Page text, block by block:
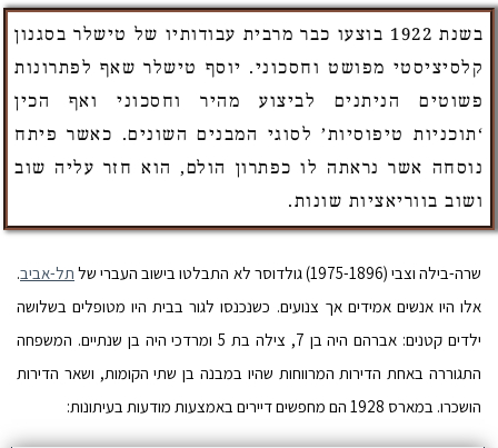
בשנת 1922 בוצעו כבר מרבית עבודותיו של טישלר בסגנון
קלסיציסטי מפושט וחסכוני. יוסף טישלר שאף לפתרונות
פשוטים הניתנים לביצוע מהיר וחסכוני ואף הכין
‘תוכניות טיפוסיות’ לסוגי המבנים השונים. כאשר פיתח
נוסחה אשר נראתה לו כפתרון הולם, הוא חזר עליה שוב
ושוב בווריאציות שונות.
שרה-בילה וצבי (1975-1896) גולדוסר לא התבלטו בישוב העברי של תל-אביב.
אלו היו אנשים אמידים אך צנועים. כשנכנסו לגור בבית היו מטופלים בשלושה
ילדים קטנים: אברהם היה בן 7, צילה בת 5 ומרדכי היה בן שנתיים. המשפחה
התגוררה באחת הדירות המרווחות שהיו במבנה בן שתי הקומות, ושאר הדירות
הושכרו. במארס 1928 הם מחפשים דיירים באמצעות מודעות בעיתונות: